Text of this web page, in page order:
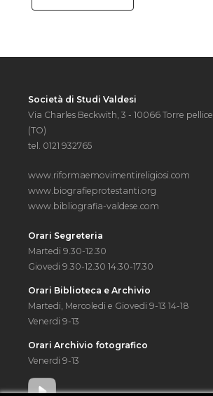
Società di Studi Valdesi
Via Charles Beckwith, 3 - 10066 Torre pellice
(TO)
tel. 0121 932765
www.riformaemovimentireligiosi.com
www.biografieprotestanti.org
www.bibliografia-valdese.com
Orari Segreteria
Martedi 9.30-12.30
Giovedi 9.30-12.30 14.30-17.30
Orari Biblioteca e Archivio
Martedi, Mercoledi e Giovedi 9-13 14-18
Venerdi 9-13
Orari Archivio fotografico
Venerdi 9-13